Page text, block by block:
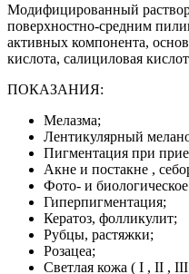
Модифицированный раствор
поверхностно-средним
активных компонента,
кислота, салициловая
ПОКАЗАНИЯ:
Мелазма;
Лентикулярный
Пигментация при
Акне и постакне ,
Фото- и биологическое
Гиперпигментация;
Кератоз, фолликулит;
Рубцы, растяжки;
Розацеа;
Светлая кожа ( I , II ,